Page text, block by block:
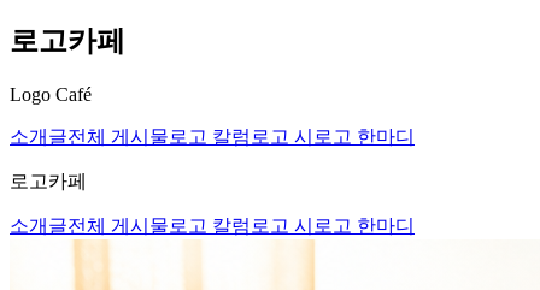
로고카페
Logo Café
소개글전체 게시물로고 칼럼 로고 시 로고 한마디
로고카페
소개글전체 게시물로고 칼럼 로고 시 로고 한마디